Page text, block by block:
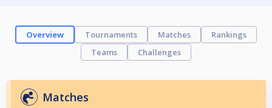
Overview Tournaments Matches
Rankings
Teams
Challenges
Matches